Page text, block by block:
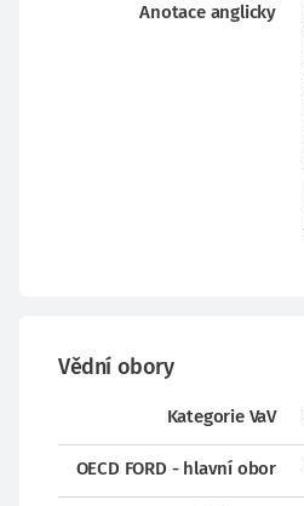
Anotace anglicky
Vědní obory
Kategorie VaV
OECD FORD - hlavní obor